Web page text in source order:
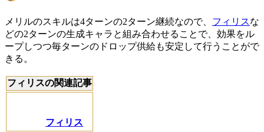
メリルのスキルは4ターンの2ターン継続なので、 フィリスな
どの2ターンの生成キャラと組み合わせることで、効果をル
ープしつつ毎ターンのドロップ供給も安定して行うことがで
きる。
フィリスの関連記事
フィリス